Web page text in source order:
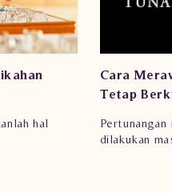
hal
Cara
Tetap
Pertunangan
dilakukan